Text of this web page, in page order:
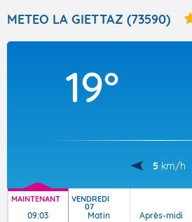
Articles
METEO LA GIETTAZ (73590)
19°
5 km/h
MAINTENANT
09:03
VENDREDI
07
Matin Après-midi